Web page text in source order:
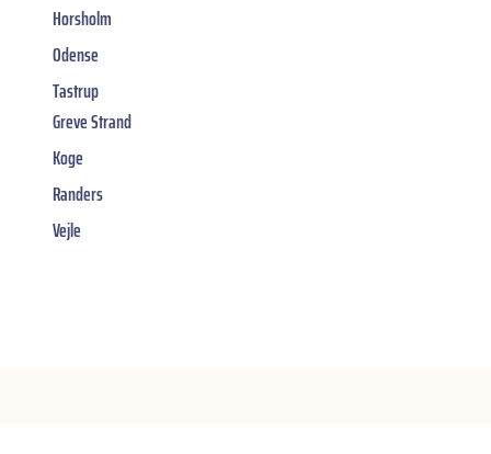
Horsholm
Odense
Tastrup
Greve Strand
Koge
Randers
Vejle